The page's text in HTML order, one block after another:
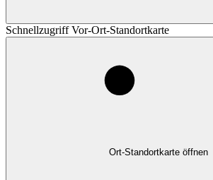
Schnellzugriff Vor-Ort-Standortkarte
Ort-Standortkarte öffnen